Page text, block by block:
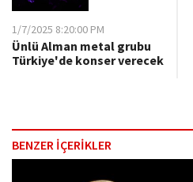
1/7/2025 8:20:00 PM
Ünlü Alman metal grubu
Türkiye'de konser verecek
BENZER İÇERİKLER